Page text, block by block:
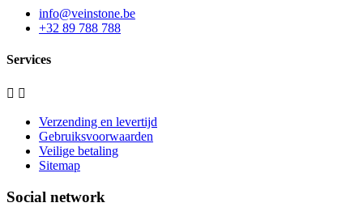
info@veinstone.be
+32 89 788 788
Services
 
Verzending en levertijd
Gebruiksvoorwaarden
Veilige betaling
Sitemap
Social network